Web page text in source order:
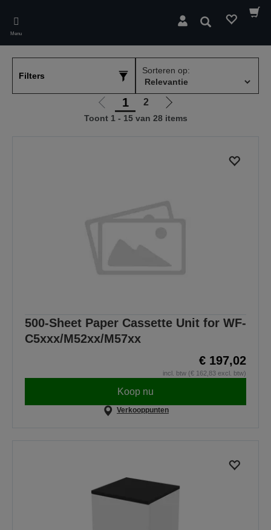
main
content
Menu
Zoeken
Filters
Sorteren op:
Ga
naar
1 2
Ga
naar
Toont 1 - 15 van 28 items
500-Sheet Paper Cassette Unit for WF-
C5xxx/M52xx/M57xx
€ 197,02
incl. btw (€ 162,83 excl. btw)
Koop nu
Verkooppunten